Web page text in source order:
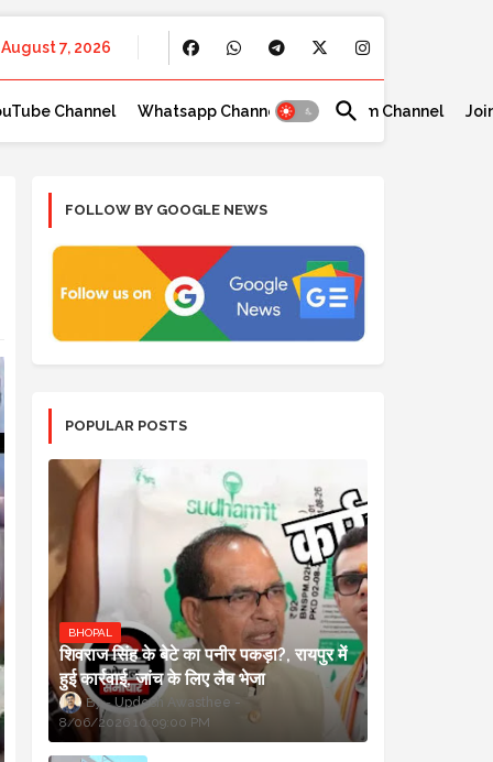
August 7, 2026
Channel Whatsapp Channel Telegram Channel
FOLLOW BY GOOGLE NEWS
POPULAR POSTS
BHOPAL
शिवराज सिंह के बेटे का पनीर पकड़ा?, रायपुर में
हुई कार्रवाई, जांच के लिए लैब भेजा
Updesh Awasthee
8/06/2026 10:09:00 PM